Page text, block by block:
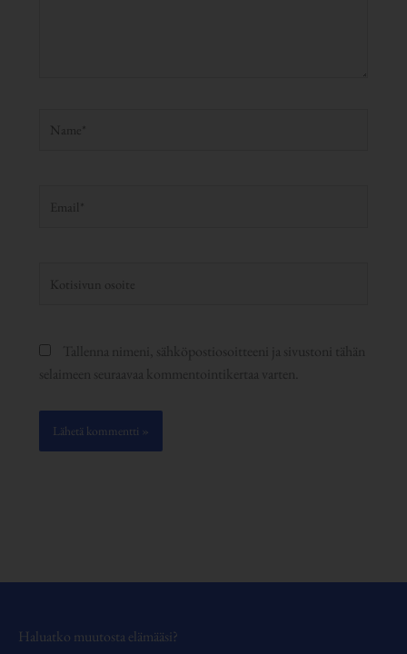
Tallenna nimeni, sähköpostiosoitteeni ja sivustoni tähän
selaimeen seuraavaa kommentointikertaa varten.
Haluatko muutosta elämääsi?